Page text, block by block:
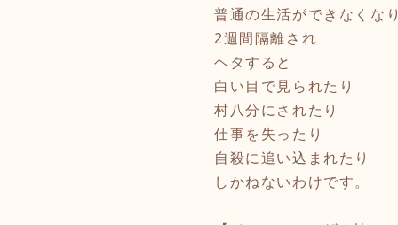
普通の生活ができなくなり
2週間隔離され
ヘタすると
白い目で見られたり
村八分にされたり
仕事を失ったり
自殺に追い込まれたり
しかねないわけです。